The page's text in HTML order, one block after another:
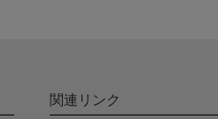
関連リンク